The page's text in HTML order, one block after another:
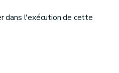
dans l'exécution de cette